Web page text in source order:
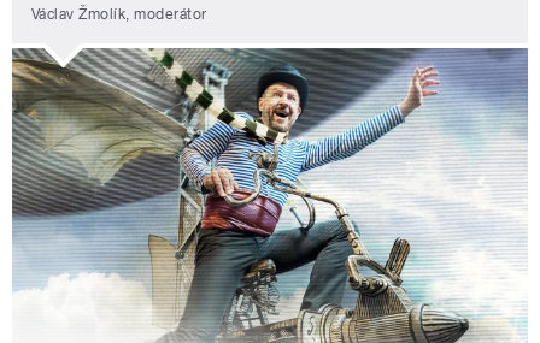
Václav Žmolík, moderátor